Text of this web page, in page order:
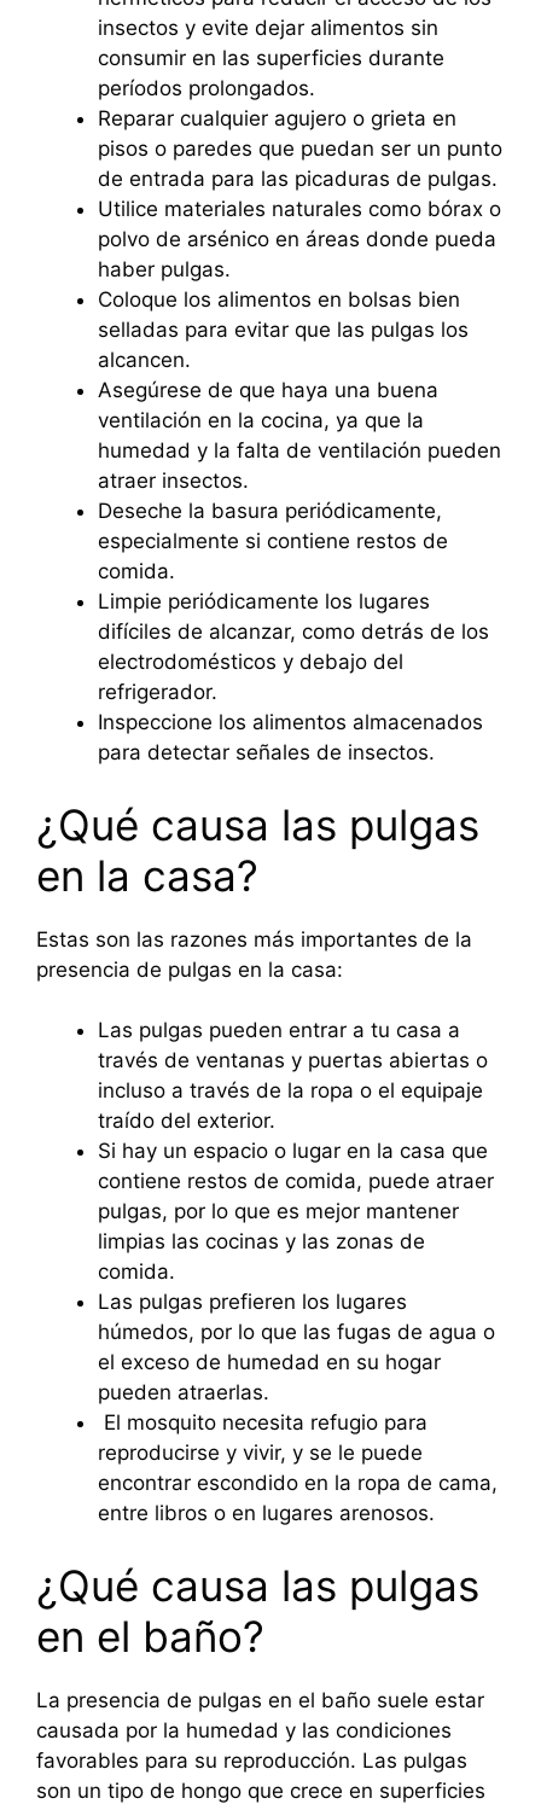
insectos y evite dejar alimentos sin
consumir en las superficies durante
períodos prolongados.
Reparar cualquier agujero o grieta en
pisos o paredes que puedan ser un punto
de entrada para las picaduras de pulgas.
Utilice materiales naturales como bórax o
polvo de arsénico en áreas donde pueda
haber pulgas.
Coloque los alimentos en bolsas bien
selladas para evitar que las pulgas los
alcancen.
Asegúrese de que haya una buena
ventilación en la cocina, ya que la
humedad y la falta de ventilación pueden
atraer insectos.
Deseche la basura periódicamente,
especialmente si contiene restos de
comida.
Limpie periódicamente los lugares
difíciles de alcanzar, como detrás de los
electrodomésticos y debajo del
refrigerador.
Inspeccione los alimentos almacenados
para detectar señales de insectos.
¿Qué causa las pulgas
en la casa?
Estas son las razones más importantes de la
presencia de pulgas en la casa:
Las pulgas pueden entrar a tu casa a
través de ventanas y puertas abiertas o
incluso a través de la ropa o el equipaje
traído del exterior.
Si hay un espacio o lugar en la casa que
contiene restos de comida, puede atraer
pulgas, por lo que es mejor mantener
limpias las cocinas y las zonas de
comida.
Las pulgas prefieren los lugares
húmedos, por lo que las fugas de agua o
el exceso de humedad en su hogar
pueden atraerlas.
El mosquito necesita refugio para
reproducirse y vivir, y se le puede
encontrar escondido en la ropa de cama,
entre libros o en lugares arenosos.
¿Qué causa las pulgas
en el baño?
La presencia de pulgas en el baño suele estar
causada por la humedad y las condiciones
favorables para su reproducción. Las pulgas
son un tipo de hongo que crece en superficies